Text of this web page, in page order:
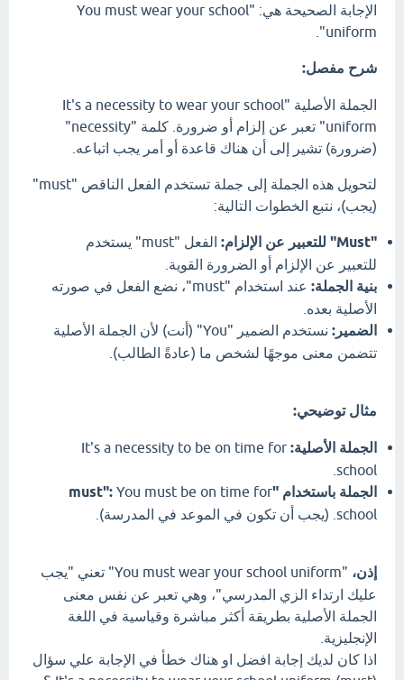
الإجابة الصحيحة هي: "You must wear your school
uniform".
شرح مفصل:
الجملة الأصلية "It's a necessity to wear your school
uniform" تعبر عن إلزام أو ضرورة. كلمة "necessity"
(ضرورة) تشير إلى أن هناك قاعدة أو أمر يجب اتباعه.
لتحويل هذه الجملة إلى جملة تستخدم الفعل الناقص "must"
(يجب)، نتبع الخطوات التالية:
"Must" للتعبير عن الإلزام:
الفعل "must" يستخدم
للتعبير عن الإلزام أو الضرورة القوية.
بنية الجملة:
عند استخدام "must"، نضع الفعل في صورته
الأصلية بعده.
الضمير:
نستخدم الضمير "You" (أنت) لأن الجملة الأصلية
تتضمن معنى موجهًا لشخص ما (عادةً الطالب).
مثال توضيحي:
الجملة الأصلية: It's a necessity to be on time for
school.
الجملة باستخدام "must":You must be on time for
school. (يجب أن تكون في الموعد في المدرسة).
إذن،
"You must wear your school uniform" تعني "يجب
عليك ارتداء الزي المدرسي"، وهي تعبر عن نفس معنى
الجملة الأصلية بطريقة أكثر مباشرة وقياسية في اللغة
الإنجليزية.
اذا كان لديك إجابة افضل او هناك خطأ في الإجابة علي سؤال